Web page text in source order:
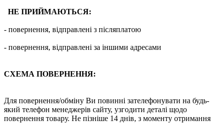
НЕ ПРИЙМАЮТЬСЯ:
- повернення, відправлені з післяплатою
- повернення, відправлені за іншими адресами
СХЕМА ПОВЕРНЕННЯ:
Для повернення/обміну Ви повинні зателефонувати на будь-
який телефон менеджерів сайту, узгодити деталі щодо
повернення товару. Не пізніше 14 днів, з моменту отримання